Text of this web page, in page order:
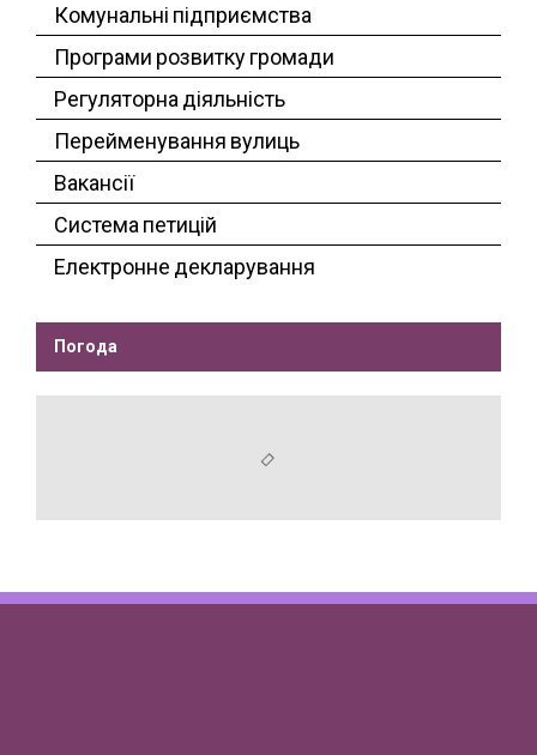
Комунальні підприємства
Програми розвитку громади
Регуляторна діяльність
Перейменування вулиць
Вакансії
Система петицій
Електронне декларування
Погода